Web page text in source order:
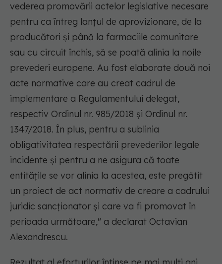
vederea promovării actelor legislative necesare
pentru ca întreg lanțul de aprovizionare, de la
producători și până la farmaciile comunitare
sau cu circuit închis, să se poată alinia la noile
prevederi europene. Au fost elaborate două noi
acte normative care au creat cadrul de
implementare a Regulamentului delegat,
respectiv Ordinul nr. 985/2018 și Ordinul nr.
1347/2018. În plus, pentru a sublinia
obligativitatea respectării prevederilor legale
incidente și pentru a ne asigura că toate
entitățile se vor alinia la acestea, este pregătit
un proiect de act normativ de creare a cadrului
juridic sancționator și care va fi promovat în
perioada următoare," a declarat Octavian
Alexandrescu.